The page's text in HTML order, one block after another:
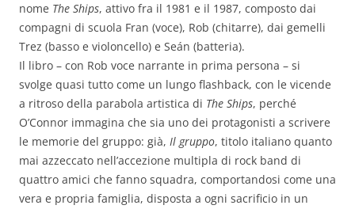
nome The Ships, attivo fra il 1981 e il 1987, composto dai
compagni di scuola Fran (voce), Rob (chitarre), dai gemelli
Trez (basso e violoncello) e Seán (batteria).
Il libro – con Rob voce narrante in prima persona – si
svolge quasi tutto come un lungo flashback, con le vicende
a ritroso della parabola artistica di The Ships, perché
O’Connor immagina che sia uno dei protagonisti a scrivere
le memorie del gruppo: già, Il gruppo, titolo italiano quanto
mai azzeccato nell’accezione multipla di rock band di
quattro amici che fanno squadra, comportandosi come una
vera e propria famiglia, disposta a ogni sacrificio in un